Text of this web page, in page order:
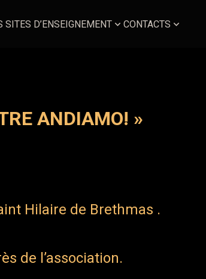
SITES D’ENSEIGNEMENT CONTACTS
ANDIAMO! »
Hilaire de Brethmas .
de l’association.